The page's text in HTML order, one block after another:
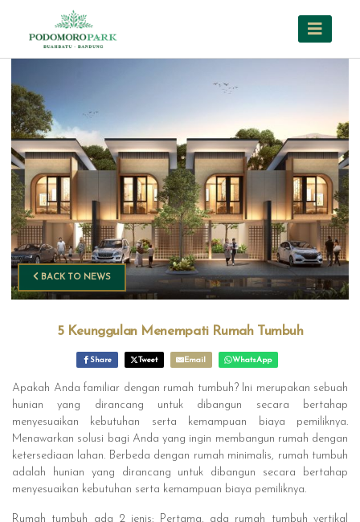
BACK TO NEWS
5 Keunggulan Menempati Rumah Tumbuh
Share Tweet Email WhatsApp
Apakah Anda familiar dengan rumah tumbuh? Ini merupakan sebuah
hunian yang dirancang untuk dibangun secara bertahap
menyesuaikan kebutuhan serta kemampuan biaya pemiliknya.
Menawarkan solusi bagi Anda yang ingin membangun rumah dengan
ketersediaan lahan. Berbeda dengan rumah minimalis, rumah tumbuh
adalah hunian yang dirancang untuk dibangun secara bertahap
menyesuaikan kebutuhan serta kemampuan biaya pemiliknya.
Rumah tumbuh ada 2 jenis: Pertama, ada rumah tumbuh vertikal